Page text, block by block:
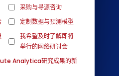
采购与寻源咨询
定制数据与预测模型
我希望及时了解即将
举行的网络研讨会
Analytica研究成果的新